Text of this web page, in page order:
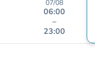
07/08
06:00
–
23:00